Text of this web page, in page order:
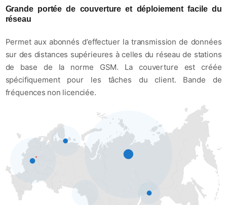
Grande portée de couverture et déploiement facile du
réseau
Permet aux abonnés d’effectuer la transmission de données
sur des distances supérieures à celles du réseau de stations
de base de la norme GSM. La couverture est créée
spécifiquement pour les tâches du client. Bande de
fréquences non licenciée.